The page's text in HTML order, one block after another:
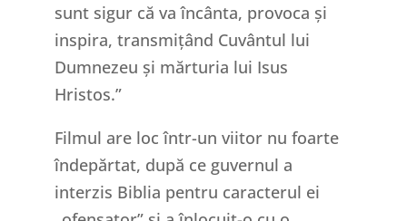
sunt sigur că va încânta, provoca și
inspira, transmițând Cuvântul lui
Dumnezeu și mărturia lui Isus
Hristos.”
Filmul are loc într-un viitor nu foarte
îndepărtat, după ce guvernul a
interzis Biblia pentru caracterul ei